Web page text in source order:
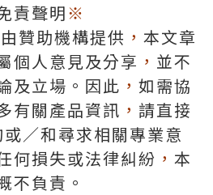
責聲明※
贊助機構提供 ， 本文章
個人意見及分享 ， 並不
及立場。因此 ， 如需協
有關產品資訊 ， 請直接
或∕和尋求相關專業意
何損失或法律糾紛 ， 本
不負責。